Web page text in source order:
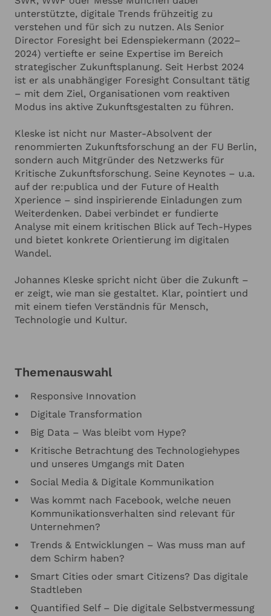
unterstützte, digitale Trends frühzeitig zu
verstehen und für sich zu nutzen. Als Senior
Director Foresight bei Edenspiekermann (2022–
2024) vertiefte er seine Expertise im Bereich
strategischer Zukunftsplanung. Seit Herbst 2024
ist er als unabhängiger Foresight Consultant tätig
– mit dem Ziel, Organisationen vom reaktiven
Modus ins aktive Zukunftsgestalten zu führen.
Kleske ist nicht nur Master-Absolvent der
renommierten Zukunftsforschung an der FU Berlin,
sondern auch Mitgründer des Netzwerks für
Kritische Zukunftsforschung. Seine Keynotes – u.a.
auf der re:publica und der Future of Health
Xperience – sind inspirierende Einladungen zum
Weiterdenken. Dabei verbindet er fundierte
Analyse mit einem kritischen Blick auf Tech-Hypes
und bietet konkrete Orientierung im digitalen
Wandel.
Johannes Kleske spricht nicht über die Zukunft –
er zeigt, wie man sie gestaltet. Klar, pointiert und
mit einem tiefen Verständnis für Mensch,
Technologie und Kultur.
Themenauswahl
Responsive Innovation
Digitale Transformation
Big Data – Was bleibt vom Hype?
Kritische Betrachtung des Technologiehypes
und unseres Umgangs mit Daten
Social Media & Digitale Kommunikation
Was kommt nach Facebook, welche neuen
Kommunikationsverhalten sind relevant für
Unternehmen?
Trends & Entwicklungen – Was muss man auf
dem Schirm haben?
Smart Cities oder smart Citizens? Das digitale
Stadtleben
Quantified Self – Die digitale Selbstvermessung